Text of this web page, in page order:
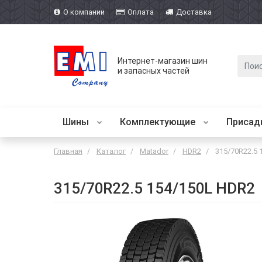
О компании Оплата Доставка
Интернет-магазин шин
и запасных частей
Шины Комплектующие
Главная Каталог Matador HDR2 315/70R22.5
315/70R22.5 154/150L HDR2